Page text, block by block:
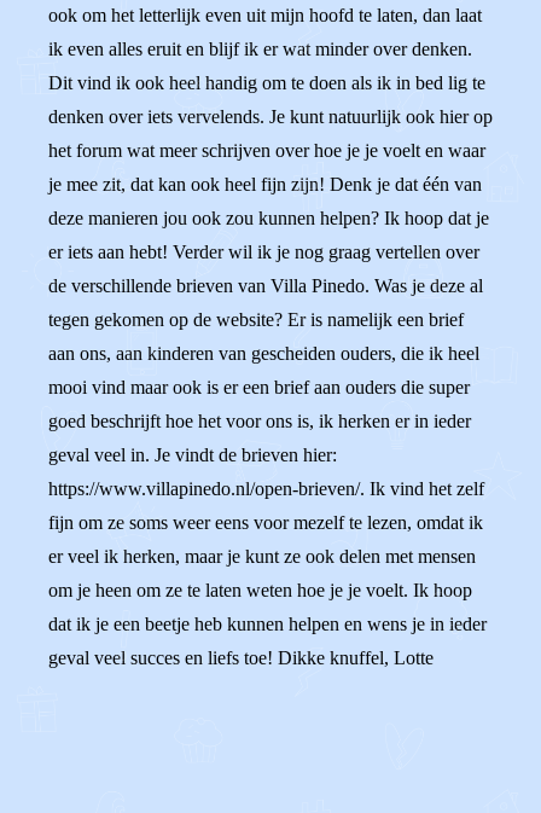
ook om het letterlijk even uit mijn hoofd te laten, dan laat
ik even alles eruit en blijf ik er wat minder over denken.
Dit vind ik ook heel handig om te doen als ik in bed lig te
denken over iets vervelends. Je kunt natuurlijk ook hier op
het forum wat meer schrijven over hoe je je voelt en waar
je mee zit, dat kan ook heel fijn zijn! Denk je dat één van
deze manieren jou ook zou kunnen helpen? Ik hoop dat je
er iets aan hebt! Verder wil ik je nog graag vertellen over
de verschillende brieven van Villa Pinedo. Was je deze al
tegen gekomen op de website? Er is namelijk een brief
aan ons, aan kinderen van gescheiden ouders, die ik heel
mooi vind maar ook is er een brief aan ouders die super
goed beschrijft hoe het voor ons is, ik herken er in ieder
geval veel in. Je vindt de brieven hier:
https://www.villapinedo.nl/open-brieven/. Ik vind het zelf
fijn om ze soms weer eens voor mezelf te lezen, omdat ik
er veel ik herken, maar je kunt ze ook delen met mensen
om je heen om ze te laten weten hoe je je voelt. Ik hoop
dat ik je een beetje heb kunnen helpen en wens je in ieder
geval veel succes en liefs toe! Dikke knuffel, Lotte